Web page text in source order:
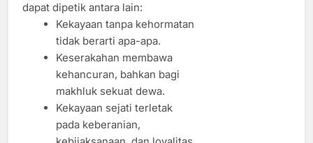
dapat dipetik antara lain:
Kekayaan tanpa kehormatan
tidak berarti apa-apa.
Keserakahan membawa
kehancuran, bahkan bagi
makhluk sekuat dewa.
Kekayaan sejati terletak
pada keberanian,